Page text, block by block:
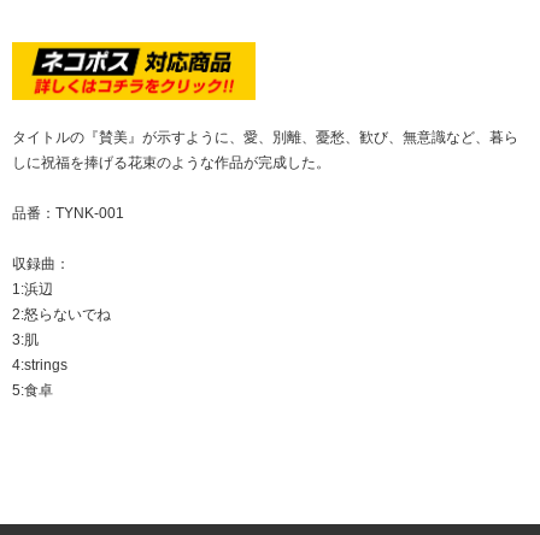
タイトルの『賛美』が示すように、愛、別離、憂愁、歓び、無意識など、暮ら
しに祝福を捧げる花束のような作品が完成した。
品番：TYNK-001
収録曲：
1:浜辺
2:怒らないでね
3:肌
4:strings
5:食卓